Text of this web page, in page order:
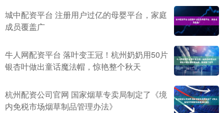
城中配资平台 注册用户过亿的母婴平台，家庭
成员覆盖广
牛人网配资平台 落叶变王冠！杭州奶奶用50片
银杏叶做出童话魔法帽，惊艳整个秋天
杭州配资公司官网 国家烟草专卖局制定了《境
内免税市场烟草制品管理办法》